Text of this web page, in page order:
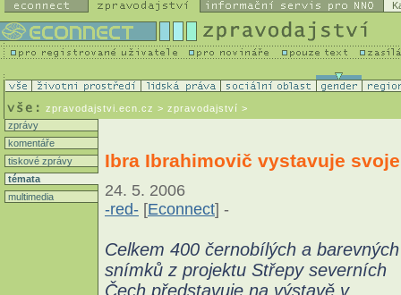
zpravodajstvi.ecn.cz > zpravodajství >
zprávy
komentáře
tiskové zprávy
témata
multimedia
Ibra Ibrahimovič vystavuje
24. 5. 2006
-red- [Econnect] -
Celkem 400 černobílých a barevných
snímků z projektu Střepy severních
Čech představuje na výstavě v